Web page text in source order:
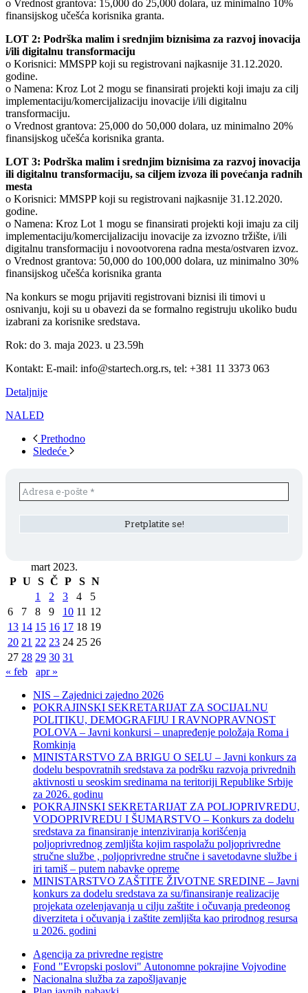
o Vrednost grantova: 15,000 do 25,000 dolara, uz minimalno 10%
finansijskog učešća korisnika granta.
LOT 2: Podrška malim i srednjim biznisima za razvoj inovacija
i/ili digitalnu transformaciju
o Korisnici: MMSPP koji su registrovani najkasnije 31.12.2020.
godine.
o Namena: Kroz Lot 2 mogu se finansirati projekti koji imaju za cilj
implementaciju/komercijalizaciju inovacije i/ili digitalnu
transformaciju.
o Vrednost grantova: 25,000 do 50,000 dolara, uz minimalno 20%
finansijskog učešća korisnika granta.
LOT 3: Podrška malim i srednjim biznisima za razvoj inovacija
ili digitalnu transformaciju, sa ciljem izvoza ili povećanja radnih
mesta
o Korisnici: MMSPP koji su registrovani najkasnije 31.12.2020.
godine.
o Namena: Kroz Lot 1 mogu se finansirati projekti koji imaju za cilj
implementaciju/komercijalizaciju inovacije za izvozno tržište, i/ili
digitalnu transformaciju i novootvorena radna mesta/ostvaren izvoz.
o Vrednost grantova: 50,000 do 100,000 dolara, uz minimalno 30%
finansijskog učešća korisnika granta
Na konkurs se mogu prijaviti registrovani biznisi ili timovi u
osnivanju, koji su u obavezi da se formalno registruju ukoliko budu
izabrani za korisnike sredstava.
Rok: do 3. maja 2023. u 23.59h
Kontakt: E-mail: info@startech.org.rs, tel: +381 11 3373 063
Detaljnije
NALED
Prethodno
Sledeće
mart 2023.
P U S Č P S N
1
2 3 4
5
6
7 8 9 10 11 12
13 14 15 16 17 18 19
20 21 22 23 24 25 26
27 28 29 30 31
« feb
apr »
NIS – Zajednici zajedno 2026
POKRAJINSKI SEKRETARIJAT ZA SOCIJALNU
POLITIKU, DEMOGRAFIJU I RAVNOPRAVNOST
POLOVA – Javni konkursi – unapređenje položaja Roma i
Romkinja
MINISTARSTVO ZA BRIGU O SELU – Javni konkurs za
dodelu bespovratnih sredstava za podršku razvoja privrednih
aktivnosti u seoskim sredinama na teritoriji Republike Srbije
za 2026. godinu
POKRAJINSKI SEKRETARIJAT ZA POLJOPRIVREDU,
VODOPRIVREDU I ŠUMARSTVO – Konkurs za dodelu
sredstava za finansiranje intenziviranja korišćenja
poljoprivrednog zemljišta kojim raspolažu poljoprivredne
stručne službe , poljoprivredne stručne i savetodavne službe i
iri tamiš ‒ putem nabavke opreme
MINISTARSTVO ZAŠTITE ŽIVOTNE SREDINE – Javni
konkurs za dodelu sredstava za su/finansiranje realizacije
projekata ozelenjavanja u cilju zaštite i očuvanja predeonog
diverziteta i očuvanja i zaštite zemljišta kao prirodnog resursa
u 2026. godini
Agencija za privredne registre
Fond "Evropski poslovi" Autonomne pokrajine Vojvodine
Nacionalna služba za zapošljavanje